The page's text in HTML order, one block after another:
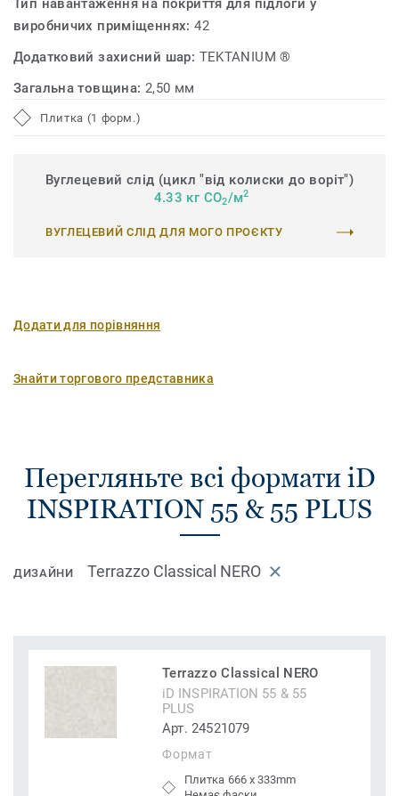
Тип навантаження на покриття для підлоги у
виробничих приміщеннях:42
Додатковий захисний шар: TEKTANIUM ®
Загальна товщина: 2,50 мм
Плитка (1 форм.)
Вуглецевий слід (цикл "від колиски до воріт")
4.33 кг CO2/м2
ВУГЛЕЦЕВИЙ СЛІД ДЛЯ МОГО ПРОЄКТУ
Додати для порівняння
Знайти торгового представника
Перегляньте всі формати iD
INSPIRATION 55 & 55 PLUS
ДИЗАЙНИ Terrazzo Classical NERO
Terrazzo Classical NERO
iD INSPIRATION 55 & 55
PLUS
Арт. 24521079
Формат
Плитка 666 x 333mm